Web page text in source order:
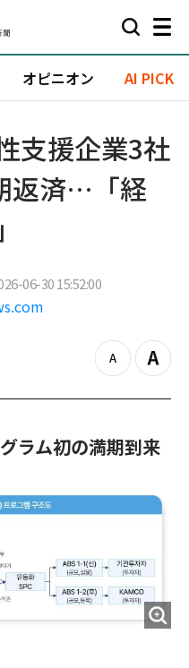
オピニオン AI PICK
支援企業3社
返済…「経
06-30 15:52:00
z
o
u
Z
o
n
ラム初の満期到来